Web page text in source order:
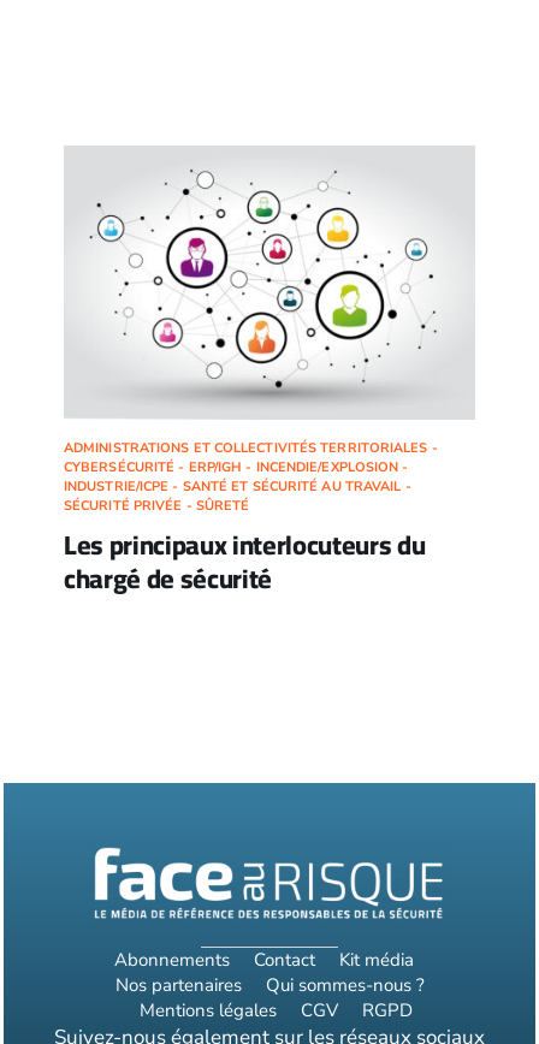
ADMINISTRATIONS ET COLLECTIVITÉS TERRITORIALES -
CYBERSÉCURITÉ - ERP/IGH - INCENDIE/EXPLOSION -
INDUSTRIE/ICPE - SANTÉ ET SÉCURITÉ AU TRAVAIL -
SÉCURITÉ PRIVÉE - SÛRETÉ
Les principaux interlocuteurs du
chargé de sécurité
Abonnements Contact
Kit média
Nos partenaires
Qui sommes-nous ?
Mentions légales
CGV RGPD
Suivez-nous également sur les réseaux sociaux